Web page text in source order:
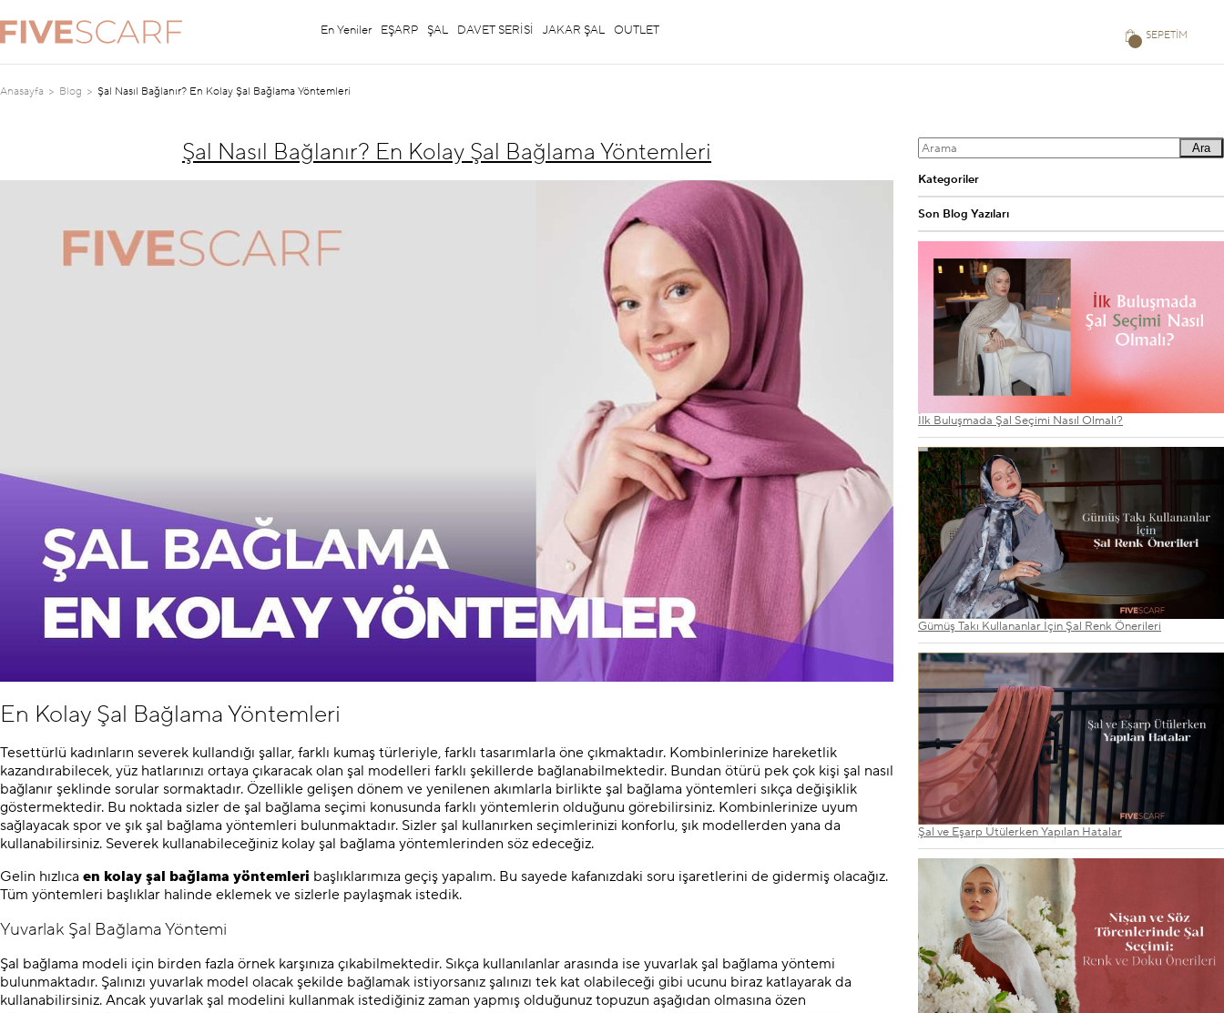
SEPETIM
En Yeniler EŞARP ŞAL DAVET SERİSİ JAKAR ŞAL OUTLET
Anasayfa Blog Şal Nasıl Bağlanır? En Kolay Şal Bağlama Yöntemleri
Şal Nasıl Bağlanır? En Kolay Şal Bağlama Yöntemleri
En Kolay Şal Bağlama Yöntemleri
Tesettürlü kadınların severek kullandığı şallar, farklı kumaş türleriyle, farklı tasarımlarla öne çıkmaktadır. Kombinlerinize hareketlik
kazandırabilecek, yüz hatlarınızı ortaya çıkaracak olan şal modelleri farklı şekillerde bağlanabilmektedir. Bundan ötürü pek çok kişi şal nasıl
bağlanır şeklinde sorular sormaktadır. Özellikle gelişen dönem ve yenilenen akımlarla birlikte şal bağlama yöntemleri sıkça değişiklik
göstermektedir. Bu noktada sizler de şal bağlama seçimi konusunda farklı yöntemlerin olduğunu görebilirsiniz. Kombinlerinize uyum
sağlayacak spor ve şık şal bağlama yöntemleri bulunmaktadır. Sizler şal kullanırken seçimlerinizi konforlu, şık modellerden yana da
kullanabilirsiniz. Severek kullanabileceğiniz kolay şal bağlama yöntemlerinden söz edeceğiz.
Gelin hızlıca en kolay şal bağlama yöntemleri başlıklarımıza geçiş yapalım. Bu sayede kafanızdaki soru işaretlerini de gidermiş olacağız.
Tüm yöntemleri başlıklar halinde eklemek ve sizlerle paylaşmak istedik.
Yuvarlak Şal Bağlama Yöntemi
Şal bağlama modeli için birden fazla örnek karşınıza çıkabilmektedir. Sıkça kullanılanlar arasında ise yuvarlak şal bağlama yöntemi
bulunmaktadır. Şalınızı yuvarlak model olacak şekilde bağlamak istiyorsanız şalınızı tek kat olabileceği gibi ucunu biraz katlayarak da
kullanabilirsiniz. Ancak yuvarlak şal modelini kullanmak istediğiniz zaman yapmış olduğunuz topuzun aşağıdan olmasına özen
Ara
Kategoriler
Son Blog Yazıları
İlk Buluşmada Şal Seçimi Nasıl Olmalı?
Gümüş Takı Kullananlar İçin Şal Renk Önerileri
Şal ve Eşarp Ütülerken Yapılan Hatalar